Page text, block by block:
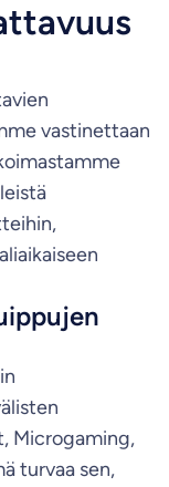
vastinettaan
Microgaming,
turvaa sen,